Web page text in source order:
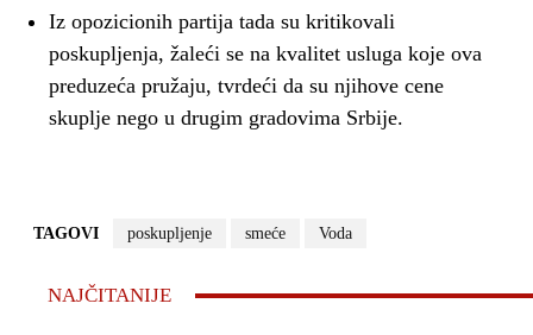
Iz opozicionih partija tada su kritikovali
poskupljenja, žaleći se na kvalitet usluga koje ova
preduzeća pružaju, tvrdeći da su njihove cene
skuplje nego u drugim gradovima Srbije.
TAGOVI poskupljenje smeće Voda
NAJČITANIJE